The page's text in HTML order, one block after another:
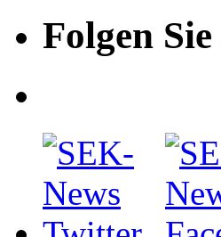
Folgen